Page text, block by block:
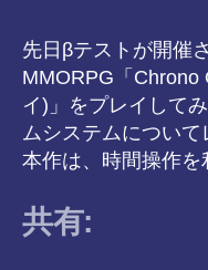
先日βテストが開催
MMORPG「Chrono
イ)」をプレイして
ムシステムについて
本作は、時間操作
共有: